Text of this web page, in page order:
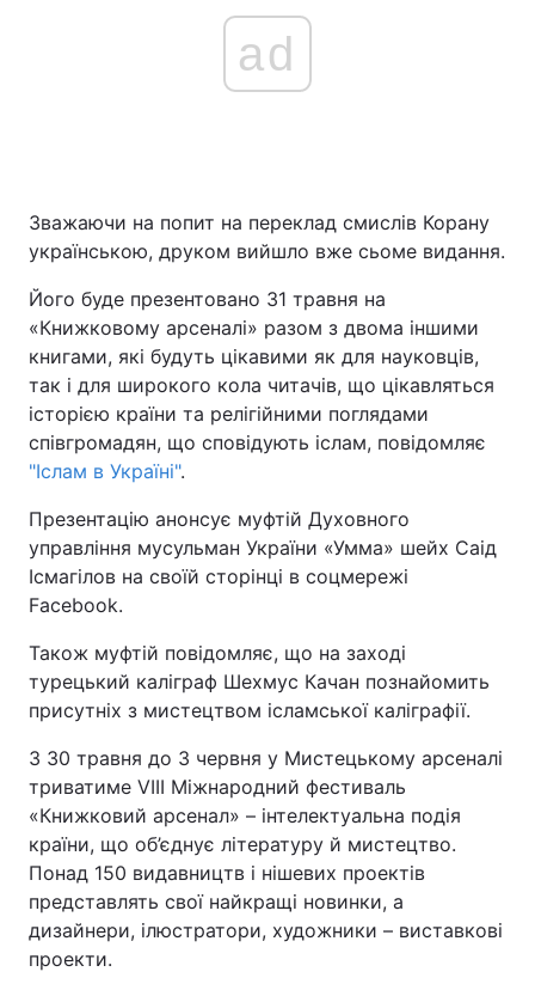
ad
Зважаючи на попит на переклад смислів Корану
українською, друком вийшло вже сьоме видання.
Його буде презентовано 31 травня на
«Книжковому арсеналі» разом з двома іншими
книгами, які будуть цікавими як для науковців,
так і для широкого кола читачів, що цікавляться
історією країни та релігійними поглядами
співгромадян, що сповідують іслам, повідомляє
"Іслам в Україні".
Презентацію анонсує муфтій Духовного
управління мусульман України «Умма» шейх Саід
Ісмагілов на своїй сторінці в соцмережі
Facebook.
Також муфтій повідомляє, що на заході
турецький каліграф Шехмус Качан познайомить
присутніх з мистецтвом ісламської каліграфії.
З 30 травня до 3 червня у Мистецькому арсеналі
триватиме VІII Міжнародний фестиваль
«Книжковий арсенал» – інтелектуальна подія
країни, що об’єднує літературу й мистецтво.
Понад 150 видавництв і нішевих проектів
представлять свої найкращі новинки, а
дизайнери, ілюстратори, художники – виставкові
проекти.